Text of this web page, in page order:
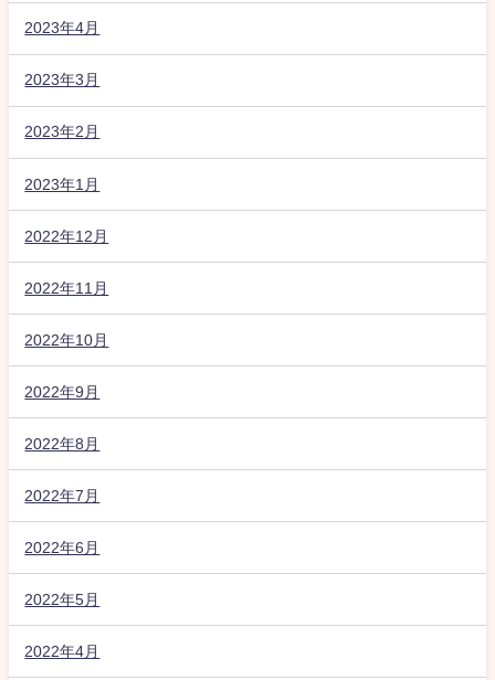
2023年4月
2023年3月
2023年2月
2023年1月
2022年12月
2022年11月
2022年10月
2022年9月
2022年8月
2022年7月
2022年6月
2022年5月
2022年4月